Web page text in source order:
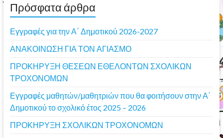
Πρόσφατα άρθρα
Εγγραφές για την Α΄ Δημοτικού 2026-2027
ΑΝΑΚΟΙΝΩΣΗ ΓΙΑ ΤΟΝ ΑΓΙΑΣΜΟ
ΠΡΟΚΗΡΥΞΗ ΘΕΣΕΩΝ ΕΘΕΛΟΝΤΩΝ ΣΧΟΛΙΚΩΝ
ΤΡΟΧΟΝΟΜΩΝ
Εγγραφές μαθητών/μαθητριών που θα φοιτήσουν στην Α΄
Δημοτικού το σχολικό έτος 2025 – 2026
ΠΡΟΚΗΡΥΞΗ ΣΧΟΛΙΚΩΝ ΤΡΟΧΟΝΟΜΩΝ